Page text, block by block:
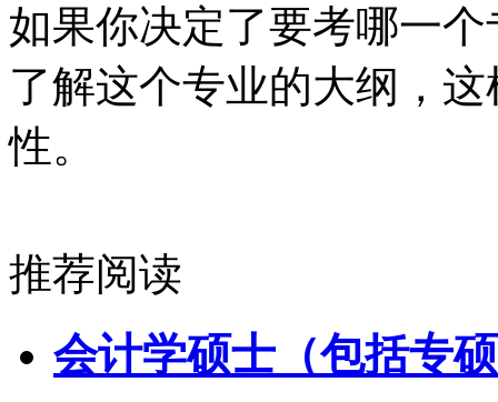
如果你决定了要考哪一
了解这个专业的大纲，
性。
推荐阅读
会计学硕士（包括专